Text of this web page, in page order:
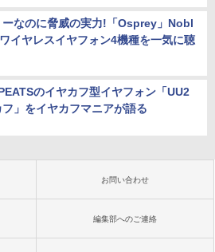
ーなのに脅威の実力!「Osprey」Nobl
イヤレスイヤフォン4機種を一気に聴
のイヤカフ型イヤフォン「UU2
」をイヤカフマニアが語る
お問い合わせ
編集部へのご連絡